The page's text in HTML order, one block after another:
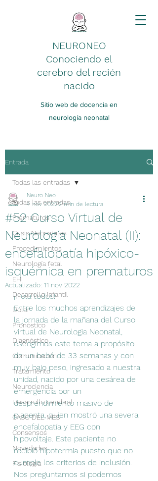
NEURONEO
Conociendo el
cerebro del recién
nacido
Sitio web de docencia en
neurología neonatal
Entrada
Todas las entradas
Prematuros
Crisis Neonatales
Procedimientos
Neurología fetal
EHI
Desarrollo infantil
Dolor
Pronóstico
Diagnóstico
Comunicación
Tratamiento
Neurociencia
Desarrollo cerebral
CASO DEL MES
Consensos
Novedades
Fisiología
Todas las entradas
#52 Curso Virtual de
Neurología Neonatal (II):
encefalopatía hipóxico-
isquémica en prematuros
Neuro Neo
4 nov 20222 min de lectura
Actualizado: 11 nov 2022
¡Hola todos!
Entre los muchos aprendizajes de
la jornada de la mañana del Curso
virtual de Neurologia Neonatal,
escogimos este tema a propósito
de un bebé de 33 semanas y con
muy bajo peso, ingresado a nuestra
unidad, nacido por una cesárea de
emergencia por un
desprendimiento masivo de
placenta, quien mostró una severa
encefalopatía y EEG con
hipovoltaje. Este paciente no
recibió hipotermia puesto que no
cumple los criterios de inclusión.
Nos preguntamos si podemos